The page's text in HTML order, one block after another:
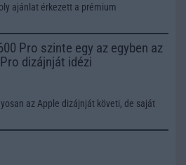
ajánlat érkezett a prémium
Pro szinte egy az egyben az
dizájnját idézi
az Apple dizájnját követi, de saját